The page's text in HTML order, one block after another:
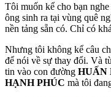
Tôi muốn kể cho bạn nghe
ông sinh ra tại vùng quê
nền tảng sẵn có. Chỉ có
Nhưng tôi không kể câu
để nói về sự thay đổi. Và
tin vào con đường HUẤN
HẠNH PHÚC mà tôi